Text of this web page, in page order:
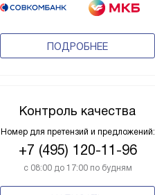
ПОДРОБНЕЕ
Контроль качества
Номер для претензий и предложений:
+7 (495) 120-11-96
с 08:00 до 17:00 по будням